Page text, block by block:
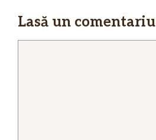
Lasă un comentariu